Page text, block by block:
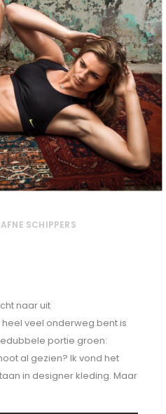
SCHIPPERS
naar uit
veel onderweg bent is
portie groen:
al gezien? Ik vond het
in designer kleding. Maar